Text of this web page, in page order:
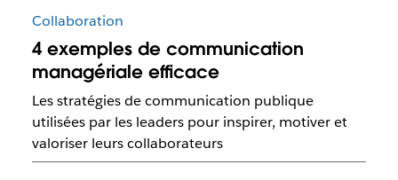
Collaboration
4 exemples de communication
managériale efficace
Les stratégies de communication publique
utilisées par les leaders pour inspirer, motiver et
valoriser leurs collaborateurs